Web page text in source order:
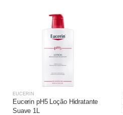
EUCERIN
Eucerin pH5 Loção Hidratante
Suave 1L